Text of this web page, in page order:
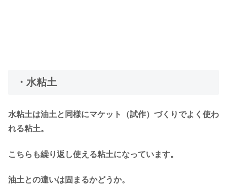
・水粘土
水粘土は油土と同様にマケット（試作）づくりでよく使わ
れる粘土。
こちらも繰り返し使える粘土になっています。
油土との違いは固まるかどうか。